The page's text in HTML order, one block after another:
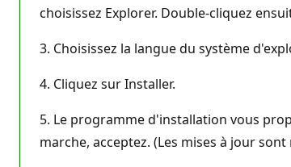
choisissez Explorer. Double-cliquez
3. Choisissez la langue du système
4. Cliquez sur Installer.
5. Le programme d'installation vous
marche, acceptez. (Les mises à jour